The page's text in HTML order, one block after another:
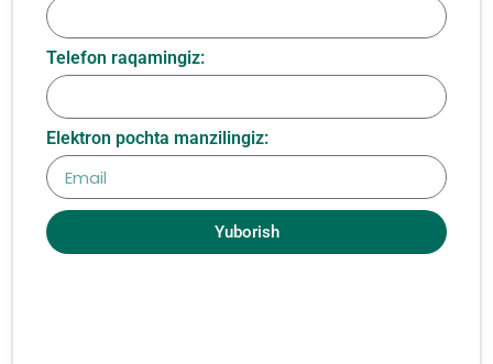
Telefon raqamingiz:
Elektron pochta manzilingiz:
Yuborish